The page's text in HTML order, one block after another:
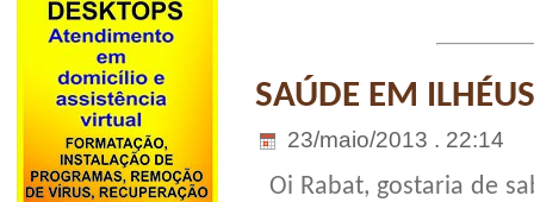
SAÚDE EM ILHÉUS
23/maio/2013 . 22:14
Oi Rabat, gostaria de